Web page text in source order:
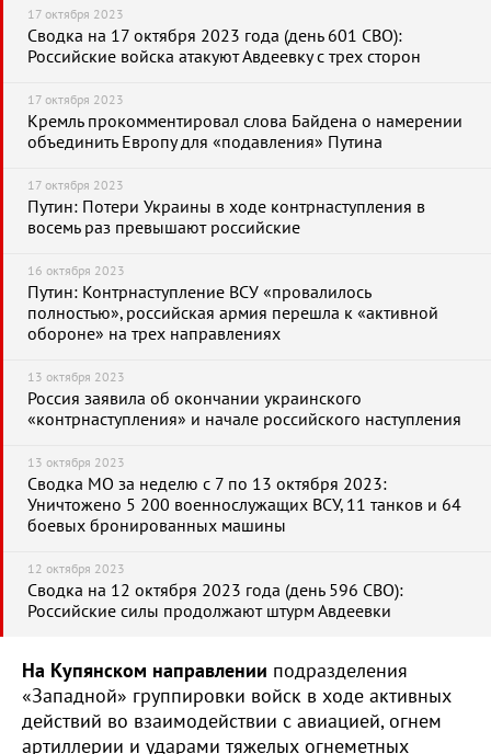
17 октября 2023
Сводка на 17 октября 2023 года (день 601 СВО):
Российские войска атакуют Авдеевку с трех сторон
17 октября 2023
Кремль прокомментировал слова Байдена о намерении
объединить Европу для «подавления» Путина
17 октября 2023
Путин: Потери Украины в ходе контрнаступления в
восемь раз превышают российские
16 октября 2023
Путин: Контрнаступление ВСУ «провалилось
полностью», российская армия перешла к «активной
обороне» на трех направлениях
13 октября 2023
Россия заявила об окончании украинского
«контрнаступления» и начале российского наступления
13 октября 2023
Сводка МО за неделю с 7 по 13 октября 2023:
Уничтожено 5 200 военнослужащих ВСУ, 11 танков и 64
боевых бронированных машины
12 октября 2023
Сводка на 12 октября 2023 года (день 596 СВО):
Российские силы продолжают штурм Авдеевки
На Купянском направлении подразделения
«Западной» группировки войск в ходе активных
действий во взаимодействии с авиацией, огнем
артиллерии и ударами тяжелых огнеметных